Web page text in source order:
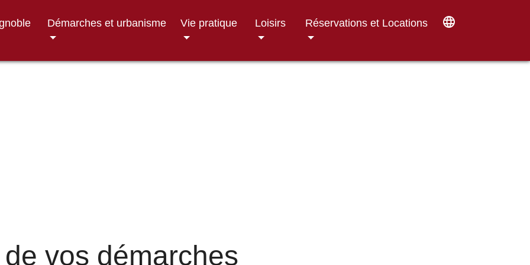
Démarches et urbanisme Vie pratique Loisirs Réservations et Locations language
vos démarches